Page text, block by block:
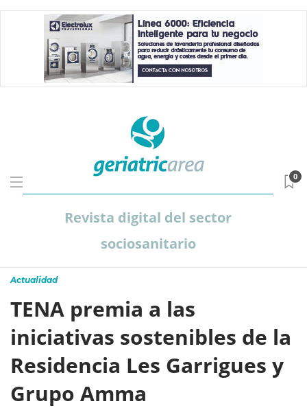
Revista digital del sector
sociosanitario
0
Actualidad
TENA premia a las
iniciativas sostenibles de la
Residencia Les Garrigues y
Grupo Amma